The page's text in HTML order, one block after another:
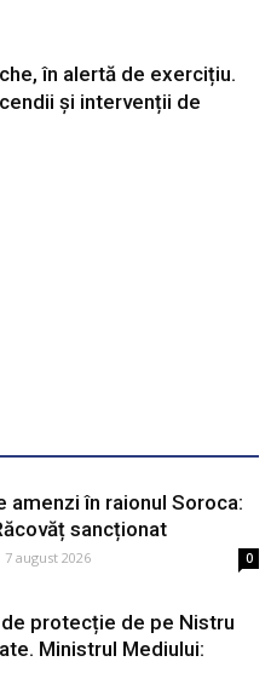
în alertă de exercițiu.
și intervenții de
amenzi în raionul Soroca:
sancționat
7 august 2026 0
protecție de pe Nistru
Ministrul Mediului: